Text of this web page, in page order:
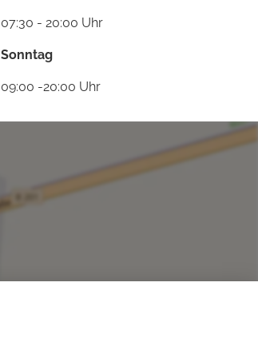
07:30 - 20:00 Uhr
Sonntag
09:00 -20:00 Uhr